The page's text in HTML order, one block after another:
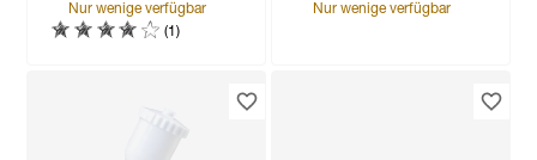
Nur wenige verfügbar
(1)
Nur wenige verfügbar